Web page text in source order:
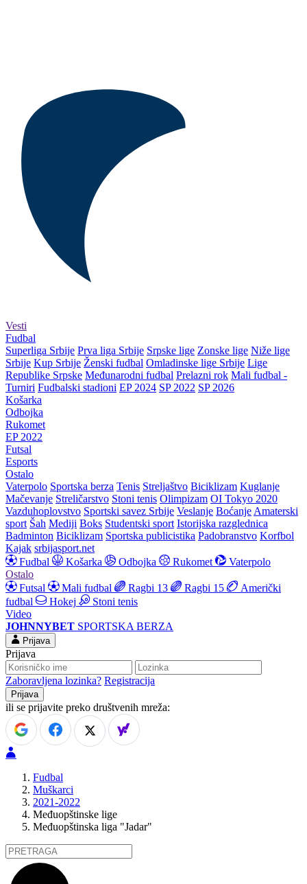
Vesti
Fudbal
Superliga Srbije Prva liga Srbije Srpske lige Zonske lige Niže lige
Srbije Kup Srbije Ženski fudbal Omladinske lige Srbije Lige
Republike Srpske Međunarodni fudbal Prelazni rok Mali fudbal -
Turniri Fudbalski stadioni EP 2024 SP 2022 SP 2026
Košarka
Odbojka
Rukomet
EP 2022
Futsal
Esports
Ostalo
Vaterpolo Sportska berza Tenis Streljaštvo Biciklizam Kuglanje
Mačevanje Streličarstvo Stoni tenis Olimpizam OI Tokyo 2020
Vazduhoplovstvo Sportski savez Srbije Veslanje Boćanje Amaterski
sport Šah Mediji Boks Studentski sport Istorijska razglednica
Badminton Biciklizam Sportska publicistika Padobranstvo Korfbol
Kajak srbijasport.net
Fudbal
Košarka Odbojka Rukomet
Vaterpolo
Ostalo
Futsal
Mali fudbal Ragbi 13 Ragbi 15
Američki
fudbal
Hokej
Stoni tenis
Video
JOHNNYBET SPORTSKA BERZA
Prijava
Prijava
Zaboravljena lozinka? Registracija
ili se prijavite preko društvenih mreža:
Fudbal
Muškarci
2021-2022
Međuopštinske lige
Međuopštinska liga "Jadar"